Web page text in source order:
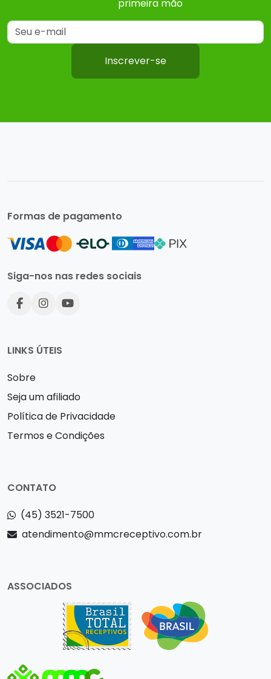
primeira mão
Inscrever-se
Formas de pagamento
Siga-nos nas redes sociais
LINKS ÚTEIS
Sobre
Seja um afiliado
Política de Privacidade
Termos e Condições
CONTATO
(45) 3521-7500
atendimento@mmcreceptivo.com.br
ASSOCIADOS